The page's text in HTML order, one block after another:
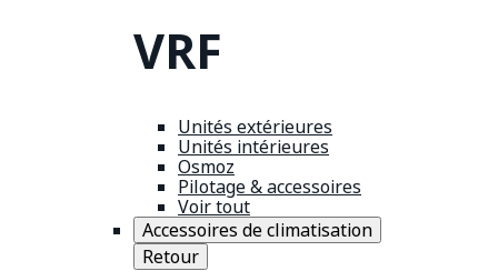
VRF
Unités extérieures
Unités intérieures
Osmoz
Pilotage & accessoires
Voir tout
Accessoires de climatisation
Retour